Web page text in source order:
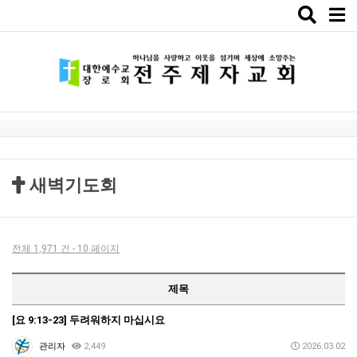
Toggle
새벽기도회
전체 1,971 건 - 10 페이지
제목
[요 9:13-23] 두려워하지 마십시요
관리자 2,449 2026.03.02